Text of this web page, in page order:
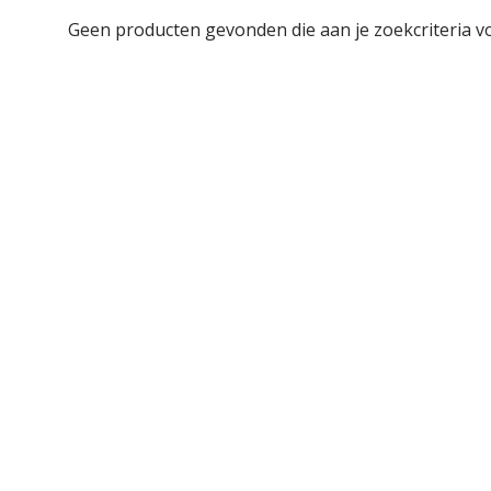
Geen producten gevonden die aan je zoekcriteria